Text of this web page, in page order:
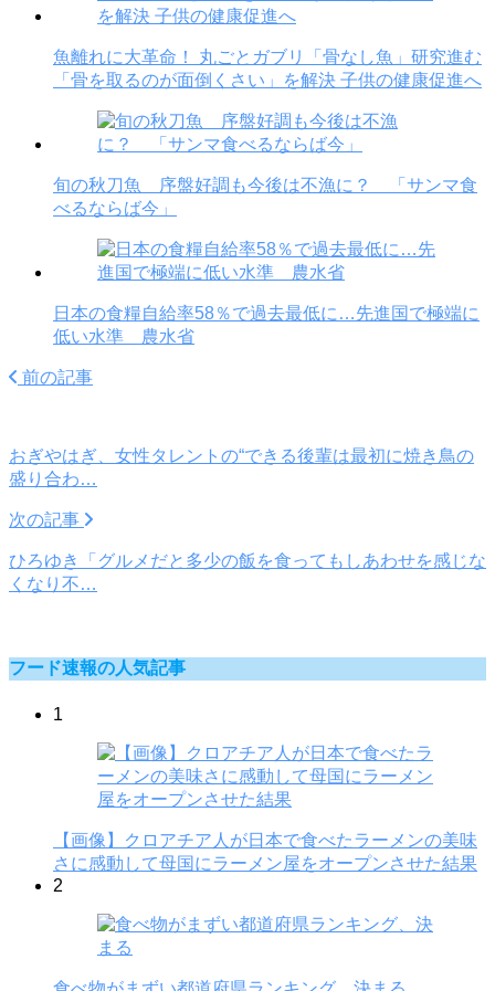
魚離れに大革命！ 丸ごとガブリ「骨なし魚」研究進む
「骨を取るのが面倒くさい」を解決 子供の健康促進へ
旬の秋刀魚 序盤好調も今後は不漁に？ 「サンマ食
べるならば今」
日本の食糧自給率58％で過去最低に…先進国で極端に
低い水準 農水省
前の記事
おぎやはぎ、女性タレントの“できる後輩は最初に焼き鳥の
盛り合わ…
次の記事
ひろゆき「グルメだと多少の飯を食ってもしあわせを感じな
くなり不…
フード速報の人気記事
1
【画像】クロアチア人が日本で食べたラーメンの美味
さに感動して母国にラーメン屋をオープンさせた結果
2